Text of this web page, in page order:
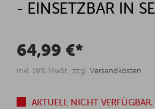
- EINSETZBAR IN
64,99 €*
inkl. 19% MwSt., zzgl. Versandkosten
AKTUELL NICHT